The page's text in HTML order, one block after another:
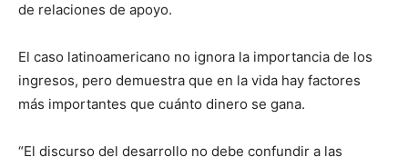
de relaciones de apoyo.
El caso latinoamericano no ignora la importancia de los
ingresos, pero demuestra que en la vida hay factores
más importantes que cuánto dinero se gana.
“El discurso del desarrollo no debe confundir a las